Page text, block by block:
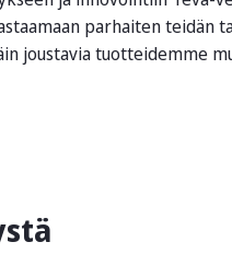
parhaiten
joustavia tuotteidemme